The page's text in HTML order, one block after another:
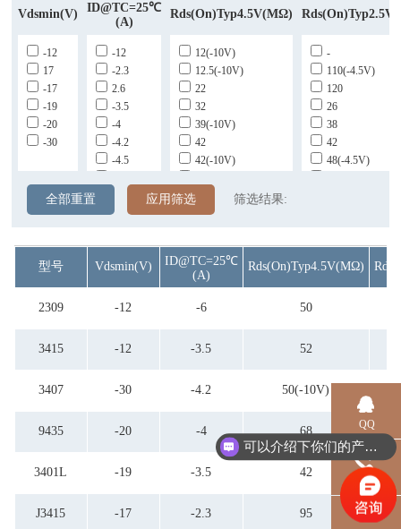
Vdsmin(v)
ID@TC=25℃
(A)
Rds(on)typ4.5V(mΩ)
-12
17
-17
-19
-20
-30
-12
-2.3
2.6
-3.5
-4
-4.2
-4.5
-6
12(-10V)
12.5(-10V)
22
32
39(-10V)
42
42(-10V)
50
50(-10V)
52(-10V)
68
95
98(-10V)
-
110(-4.5V)
120
26
38
42
48(-4.5V)
68
70
88
全部重置 应用筛选 筛选结果:
型号 Vdsmin(v)
ID@TC=25℃
(A)
Rds(on)typ4.5V(mΩ)
2309 -12 -6 50
3415 -12 -3.5 52
3407 -30 -4.2 50(-10V)
9435 -20 -4 68
3401L -19 -3.5 42
J3415 -17 -2.3 95
QQ
电话
可以介绍下你们的产品么？